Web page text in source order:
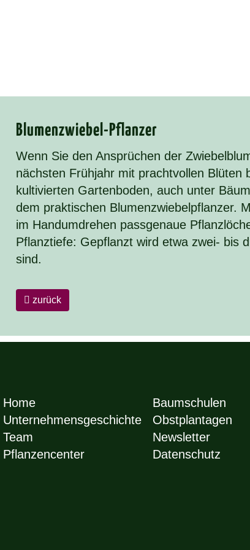
Blu­men­zwie­bel-Pflan­zer
Wenn Sie den Ansprüchen der
nächsten Frühjahr mit prachtvollen Blüten
kultivierten Gartenboden, auch unter
dem praktischen Blumenzwiebelpflanzer.
im Handumdrehen passgenaue
Pflanztiefe: Gepflanzt wird etwa zwei- bis
sind.
zurück
Home
Unternehmensgeschichte
Team
Pflanzencenter
Baumschulen
Obstplantagen
Newsletter
Datenschutz